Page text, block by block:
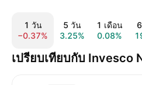
1 วัน
−0.37%
5 วัน
3.25%
1 เดือน
0.08%
เปรียบเทียบกับ Invesco